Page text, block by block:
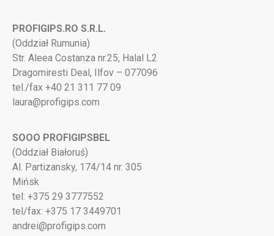
PROFIGIPS.RO S.R.L.
(Oddział Rumunia)
Str. Aleea Costanza nr.25, Halal L2
Dragomiresti Deal, Ilfov – 077096
tel./fax +40 21 311 77 09
laura@profigips.com
SOOO PROFIGIPSBEL
(Oddział Białoruś)
Al. Partizansky, 174/14 nr. 305
Mińsk
tel: +375 29 3777552
tel/fax: +375 17 3449701
andrei@profigips.com